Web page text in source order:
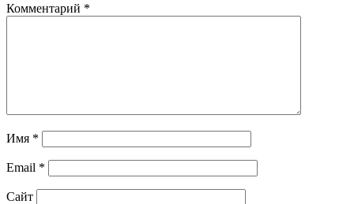
Комментарий *
Имя *
Email *
Сайт